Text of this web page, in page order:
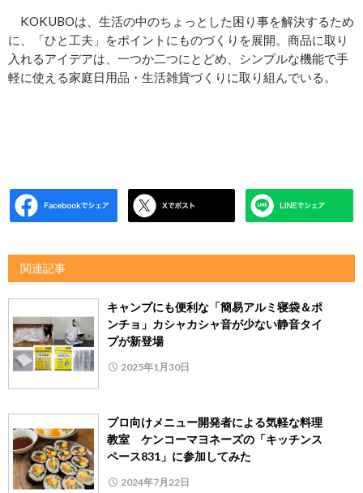
KOKUBOは、生活の中のちょっとした困り事を解決するため
に、「ひと工夫」をポイントにものづくりを展開。商品に取り
入れるアイデアは、一つか二つにとどめ、シンプルな機能で手
軽に使える家庭日用品・生活雑貨づくりに取り組んでいる。
関連記事
キャンプにも便利な「簡易アルミ寝袋＆ポ
ンチョ」カシャカシャ音が少ない静音タイ
プが新登場
2025年1月30日
プロ向けメニュー開発者による気軽な料理
教室 ケンコーマヨネーズの「キッチンス
ペース831」に参加してみた
2024年7月22日